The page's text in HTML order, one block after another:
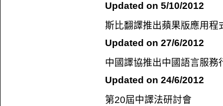
Updated on 5/10/2012
斯比翻譯推出蘋果版應用程
Updated on 27/6/2012
中國譯協推出中國語言服務
Updated on 24/6/2012
第20屆中譯法研討會